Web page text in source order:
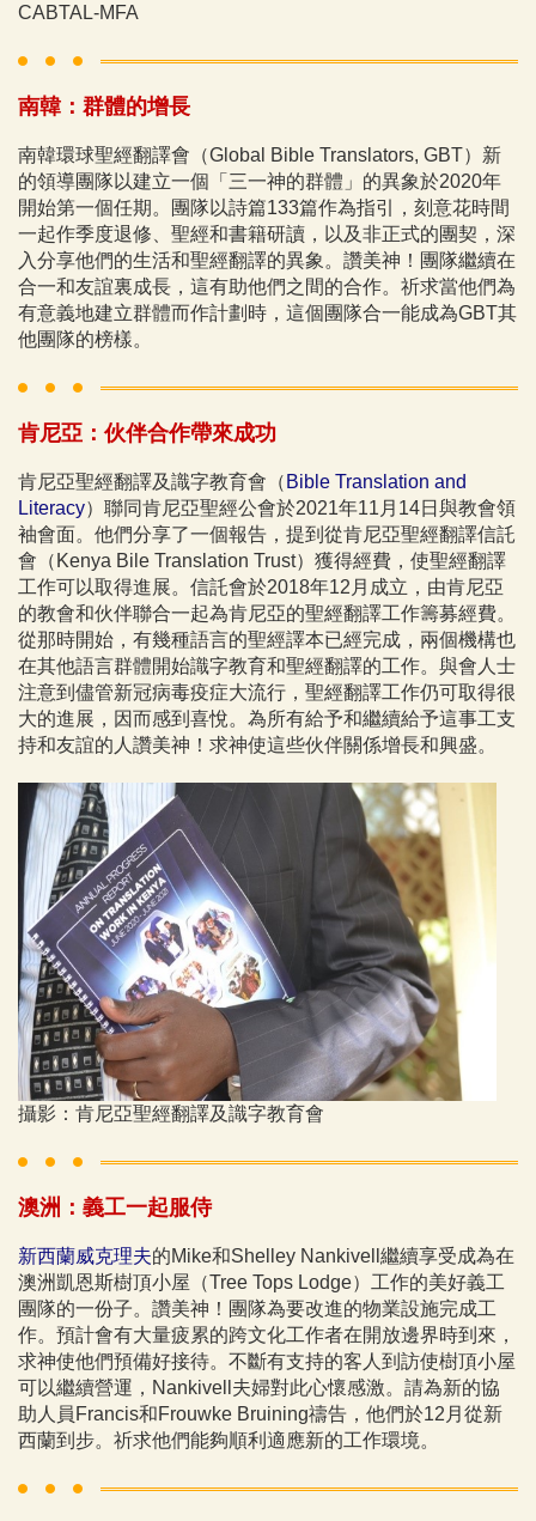
CABTAL-MFA
南韓：群體的增長
南韓環球聖經翻譯會（Global Bible Translators, GBT）新
的領導團隊以建立一個「三一神的群體」的異象於2020年
開始第一個任期。團隊以詩篇133篇作為指引，刻意花時間
一起作季度退修、聖經和書籍研讀，以及非正式的團契，深
入分享他們的生活和聖經翻譯的異象。讚美神！團隊繼續在
合一和友誼裏成長，這有助他們之間的合作。祈求當他們為
有意義地建立群體而作計劃時，這個團隊合一能成為GBT其
他團隊的榜樣。
肯尼亞：伙伴合作帶來成功
肯尼亞聖經翻譯及識字教育會（ Bible Translation and
Literacy）聯同肯尼亞聖經公會於2021年11月14日與教會領
袖會面。他們分享了一個報告，提到從肯尼亞聖經翻譯信託
會（Kenya Bile Translation Trust）獲得經費，使聖經翻譯
工作可以取得進展。信託會於2018年12月成立，由肯尼亞
的教會和伙伴聯合一起為肯尼亞的聖經翻譯工作籌募經費。
從那時開始，有幾種語言的聖經譯本已經完成，兩個機構也
在其他語言群體開始識字教育和聖經翻譯的工作。與會人士
注意到儘管新冠病毒疫症大流行，聖經翻譯工作仍可取得很
大的進展，因而感到喜悅。為所有給予和繼續給予這事工支
持和友誼的人讚美神！求神使這些伙伴關係增長和興盛。
攝影：肯尼亞聖經翻譯及識字教育會
澳洲：義工一起服侍
新西蘭威克理夫的Mike和Shelley Nankivell繼續享受成為在
澳洲凱恩斯樹頂小屋（Tree Tops Lodge）工作的美好義工
團隊的一份子。讚美神！團隊為要改進的物業設施完成工
作。預計會有大量疲累的跨文化工作者在開放邊界時到來，
求神使他們預備好接待。不斷有支持的客人到訪使樹頂小屋
可以繼續營運，Nankivell夫婦對此心懷感激。請為新的協
助人員Francis和Frouwke Bruining禱告，他們於12月從新
西蘭到步。祈求他們能夠順利適應新的工作環境。